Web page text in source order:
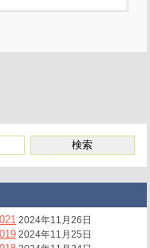
2024年11月26日
2024年11月25日